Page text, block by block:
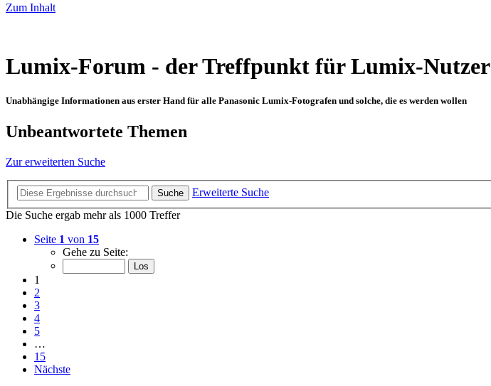
Zum Inhalt
Lumix-Forum - der Treffpunkt für Lumix-Nutzer
Unabhängige Informationen aus erster Hand für alle Panasonic Lumix-Fotografen und solche, die es werden wollen
Unbeantwortete Themen
Zur erweiterten Suche
Suche
Erweiterte Suche
Die Suche ergab mehr als 1000 Treffer
Seite 1 von 15
Gehe zu Seite:
1
2
3
4
5
…
15
Nächste